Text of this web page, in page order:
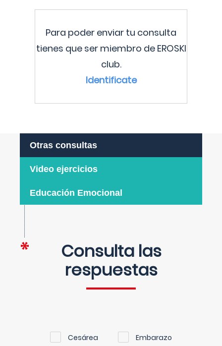
Para poder enviar tu consulta
tienes que ser miembro de EROSKI
club.
Identificate
Otras consultas
Video ejercicios
Educación Emocional
Consulta las
respuestas
Cesárea Embarazo